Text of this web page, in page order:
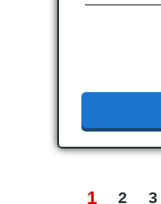
1 2 3